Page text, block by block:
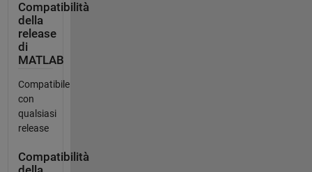
Compatibilità
della
release
di
MATLAB
Compatibile
con
qualsiasi
release
Compatibilità